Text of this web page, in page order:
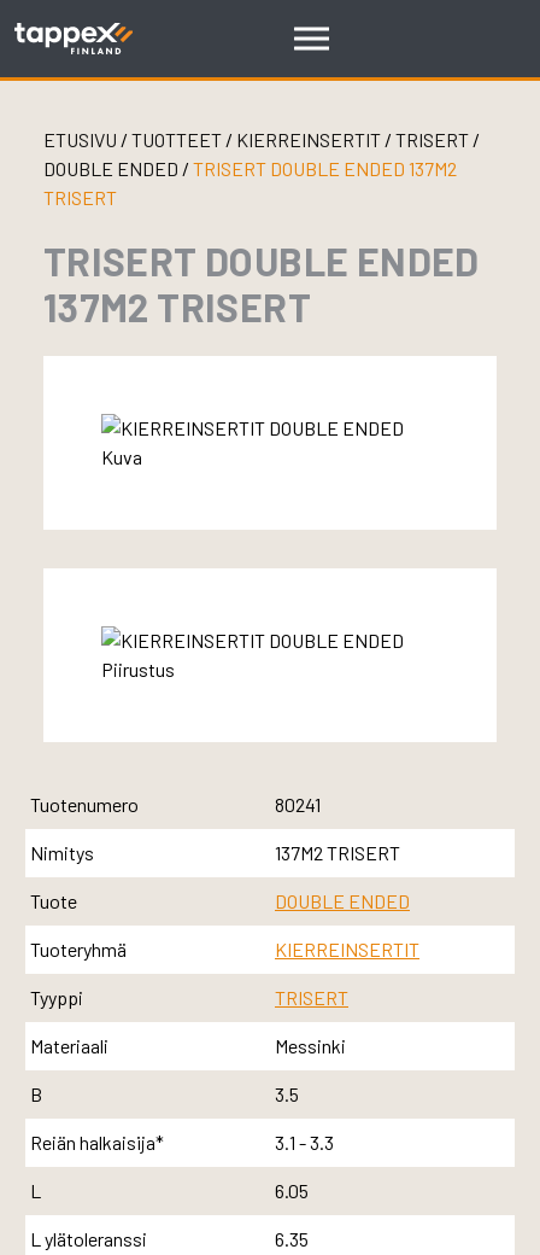
ETUSIVU / TUOTTEET/ KIERREINSERTIT / TRISERT /
DOUBLE ENDED / TRISERT DOUBLE ENDED 137M2
TRISERT
TRISERT DOUBLE ENDED
137M2 TRISERT
Tuotenumero 80241
Nimitys 137M2 TRISERT
Tuote DOUBLE ENDED
Tuoteryhmä KIERREINSERTIT
Tyyppi TRISERT
Materiaali Messinki
B 3.5
Reiän halkaisija* 3.1 - 3.3
L 6.05
L ylätoleranssi 6.35